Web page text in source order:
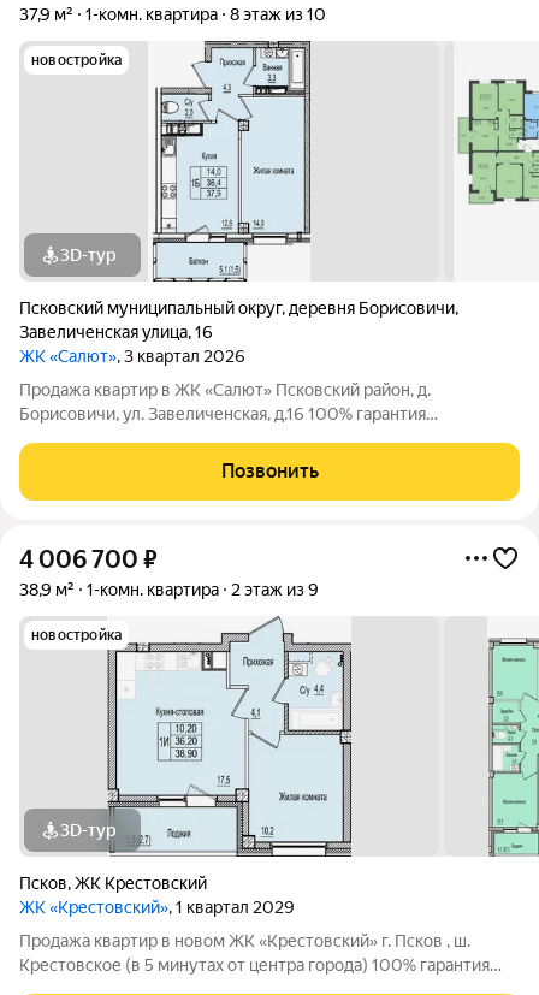
37,9 м² 1-комн. квартира 8 этаж из 10
новостройка
3D-тур
Псковский муниципальный округ, деревня Борисовичи,
Завеличенская улица,16
ЖК «Салют», 3 квартал 2026
Продажа квaртир в ЖK «Салют» Псковский район, д.
Борисовичи, ул. Завеличенская, д.16 100% гарантия
дизайна, современных технологий и комфортного
Позвонить
4 006 700 ₽
38,9 м² 1-комн. квартира 2 этаж из 9
новостройка
3D-тур
Псков,ЖК Крестовский
ЖК «Крестовский», 1 квартал 2029
Продажа квaртир в нoвoм ЖK «Крестовский» г. Псков , ш.
Крестовское (в 5 минутах от центра города) 100% гарантия